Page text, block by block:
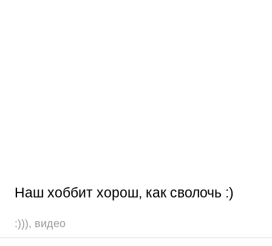
Наш хоббит хорош, как сволочь :)
:))), видео